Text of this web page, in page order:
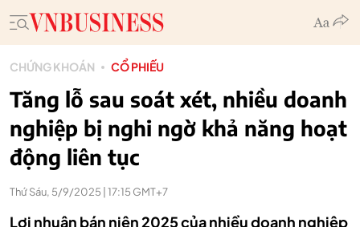
CHỨNG KHOÁN CỔ PHIẾU
Tăng lỗ sau soát xét, nhiều doanh
nghiệp bị nghi ngờ khả năng hoạt
động liên tục
Thứ Sáu, 5/9/2025 | 17:15 GMT+7
Lợi nhuận bán niên 2025 của nhiều doanh nghiệp